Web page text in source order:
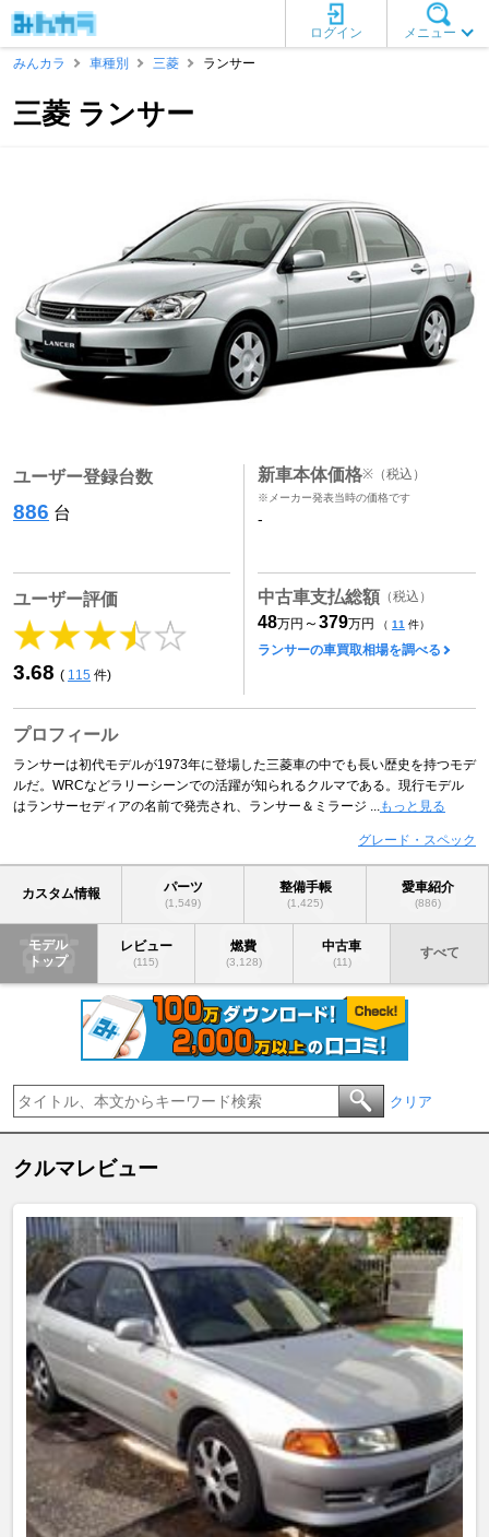
メニュー
ログイン
みんカラ
車種別 三菱 ランサー
三菱 ランサー
ユーザー登録台数
886 台
ユーザー評価
3.68 ( 115 件)
新車本体価格※ （税込）
※メーカー発表当時の価格です
-
中古車支払総額 （税込）
48万円 ～379万円 （ 11 件）
ランサーの車買取相場を調べる
プロフィール
ランサーは初代モデルが1973年に登場した三菱車の中でも長い歴史を持つモデ
ルだ。WRCなどラリーシーンでの活躍が知られるクルマである。現行モデル
はランサーセディアの名前で発売され、ランサー＆ミラージ ...
もっと見る
グレード・スペック
カスタム情報 パーツ
(1,549)
整備手帳
(1,425)
愛車紹介
(886)
モデル
トップ
レビュー
(115)
燃費
(3,128)
中古車
(11)
すべて
クリア
クルマレビュー